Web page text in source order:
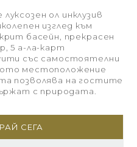
ол инклузив
изглед към
басейн, прекрасен
5 а-ла-карт
със самостоятелни
местоположение
позволява на гостите
с природата.
СЕГА